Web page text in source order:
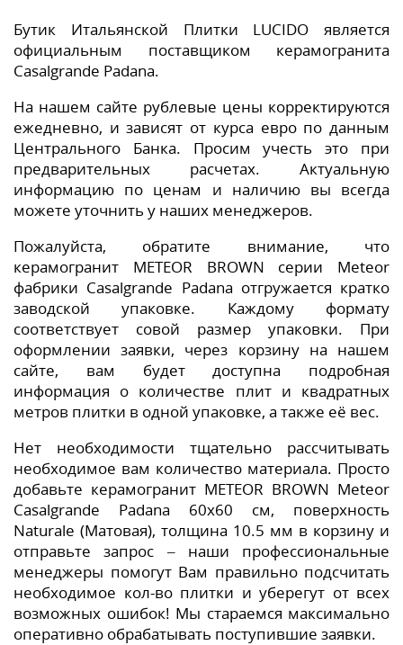
Бутик Итальянской Плитки LUCIDO является
официальным поставщиком керамогранита
Casalgrande Padana.
На нашем сайте рублевые цены корректируются
ежедневно, и зависят от курса евро по данным
Центрального Банка. Просим учесть это при
предварительных расчетах. Актуальную
информацию по ценам и наличию вы всегда
можете уточнить у наших менеджеров.
Пожалуйста, обратите внимание, что
керамогранит METEOR BROWN серии Meteor
фабрики Casalgrande Padana отгружается кратко
заводской упаковке. Каждому формату
соответствует совой размер упаковки. При
оформлении заявки, через корзину на нашем
сайте, вам будет доступна подробная
информация о количестве плит и квадратных
метров плитки в одной упаковке, а также её вес.
Нет необходимости тщательно рассчитывать
необходимое вам количество материала. Просто
добавьте керамогранит METEOR BROWN Meteor
Casalgrande Padana 60x60 см, поверхность
Naturale (Матовая), толщина 10.5 мм в корзину и
отправьте запрос – наши профессиональные
менеджеры помогут Вам правильно подсчитать
необходимое кол-во плитки и уберегут от всех
возможных ошибок! Мы стараемся максимально
оперативно обрабатывать поступившие заявки.